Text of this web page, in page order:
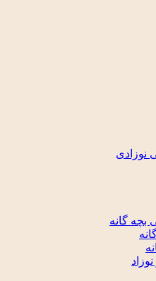
نوزادی
بچه گانه